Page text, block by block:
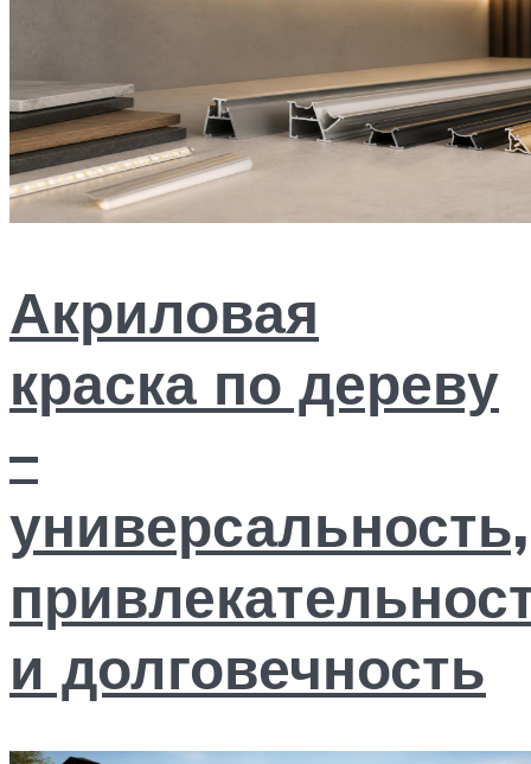
Акриловая
краска по дереву
–
универсальность,
и долговечность